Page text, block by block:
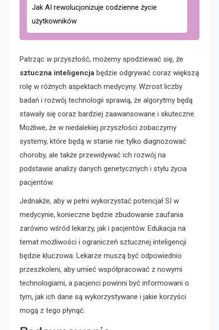
Jak AI rewolucjonizuje codzienne życie
użytkowników
Patrząc w przyszłość, możemy spodziewać się, że
sztuczna inteligencja będzie odgrywać coraz większą
rolę w różnych aspektach medycyny. Wzrost liczby
badań i rozwój technologii sprawią, że algorytmy będą
stawały się coraz bardziej zaawansowane i skuteczne.
Możliwe, że w niedalekiej przyszłości zobaczymy
systemy, które będą w stanie nie tylko diagnozować
choroby, ale także przewidywać ich rozwój na
podstawie analizy danych genetycznych i stylu życia
pacjentów.
Jednakże, aby w pełni wykorzystać potencjał SI w
medycynie, konieczne będzie zbudowanie zaufania
zarówno wśród lekarzy, jak i pacjentów. Edukacja na
temat możliwości i ograniczeń sztucznej inteligencji
będzie kluczowa. Lekarze muszą być odpowiednio
przeszkoleni, aby umieć współpracować z nowymi
technologiami, a pacjenci powinni być informowani o
tym, jak ich dane są wykorzystywane i jakie korzyści
mogą z tego płynąć.